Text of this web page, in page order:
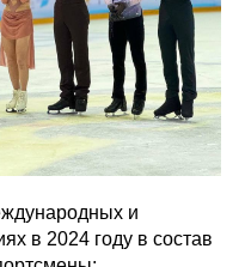
и
в 2024 году в состав